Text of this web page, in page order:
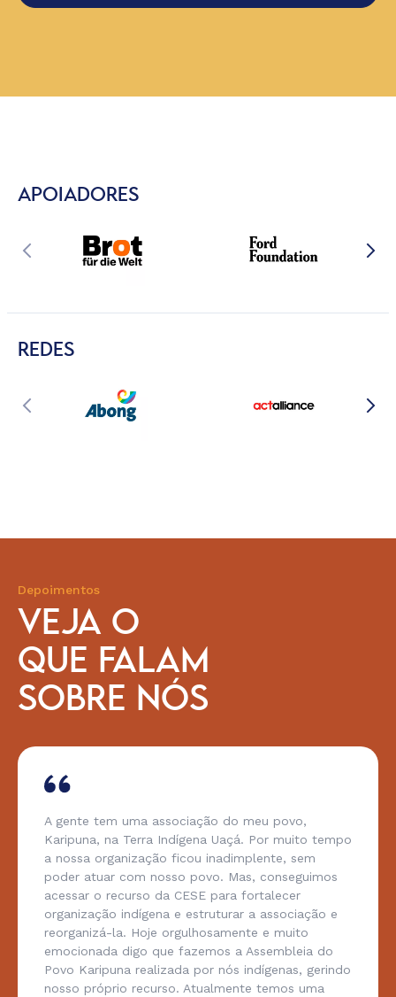
APOIADORES
REDES
Depoimentos
VEJA O
QUE FALAM
SOBRE NÓS
A gente tem uma associação do meu povo,
Karipuna, na Terra Indígena Uaçá. Por muito tempo
a nossa organização ficou inadimplente, sem
poder atuar com nosso povo. Mas, conseguimos
acessar o recurso da CESE para fortalecer
organização indígena e estruturar a associação e
reorganizá-la. Hoje orgulhosamente e muito
emocionada digo que fazemos a Assembleia do
Povo Karipuna realizada por nós indígenas, gerindo
nosso próprio recurso. Atualmente temos uma